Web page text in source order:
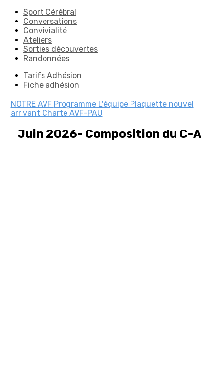
Sport Cérébral
Conversations
Convivialité
Ateliers
Sorties découvertes
Randonnées
Tarifs Adhésion
Fiche adhésion
NOTRE AVF Programme L'équipe Plaquette nouvel
arrivant Charte AVF-PAU
Juin 2026- Composition du C-A